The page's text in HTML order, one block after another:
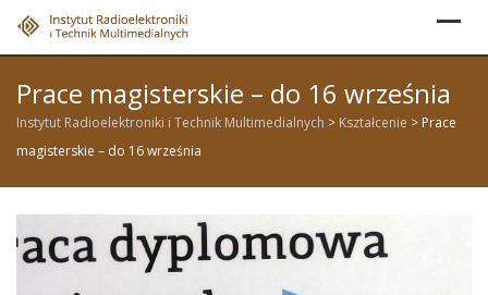
Skip
Prace magisterskie – do 16 września
Instytut Radioelektroniki i Technik Multimedialnych > Kształcenie > Prace
magisterskie – do 16 września